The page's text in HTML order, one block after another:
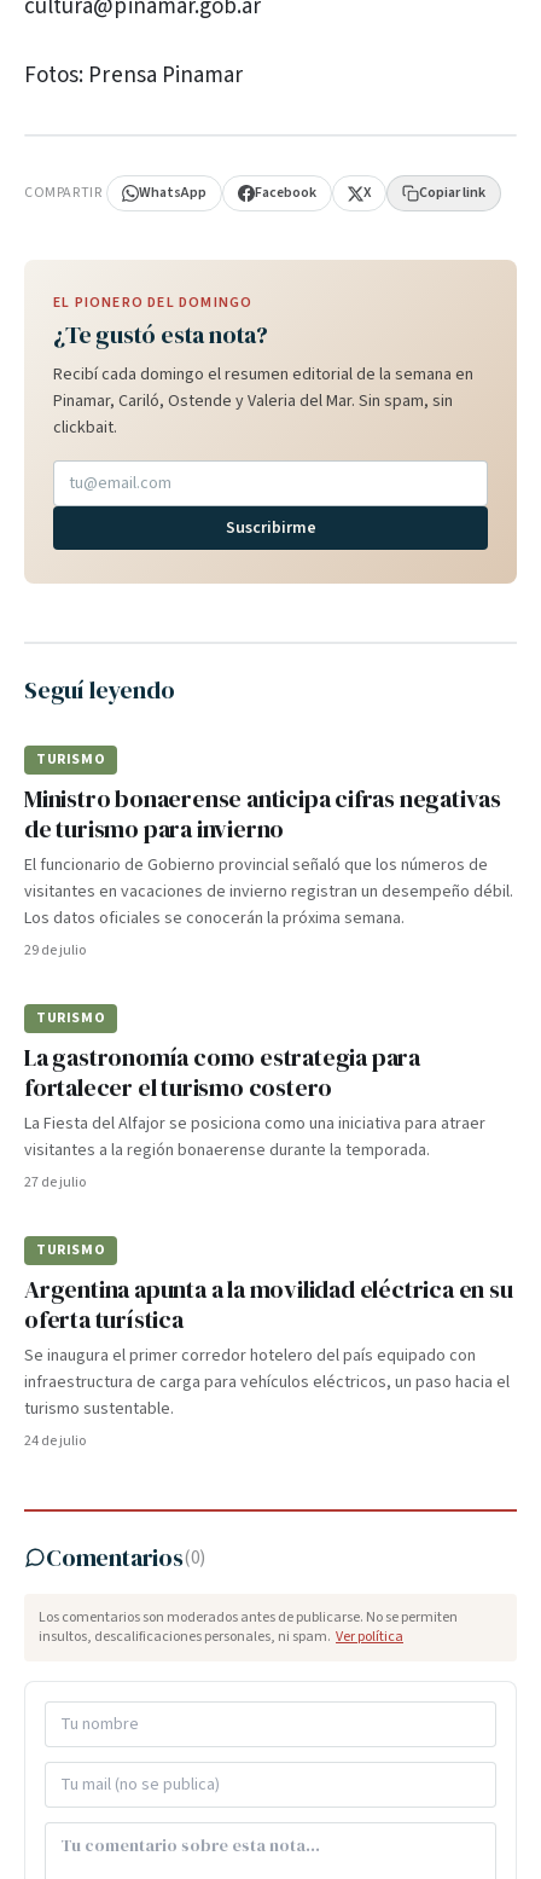
cultura@pinamar.gob.ar
Fotos: Prensa Pinamar
COMPARTIR WhatsApp Facebook X Copiar link
EL PIONERO DEL DOMINGO
¿Te gustó esta nota?
Recibí cada domingo el resumen editorial de la semana en
Pinamar, Cariló, Ostende y Valeria del Mar. Sin spam, sin
clickbait.
Suscribirme
Seguí leyendo
TURISMO
Ministro bonaerense anticipa cifras negativas
de turismo para invierno
El funcionario de Gobierno provincial señaló que los números de
visitantes en vacaciones de invierno registran un desempeño débil.
Los datos oficiales se conocerán la próxima semana.
29 de julio
TURISMO
La gastronomía como estrategia para
fortalecer el turismo costero
La Fiesta del Alfajor se posiciona como una iniciativa para atraer
visitantes a la región bonaerense durante la temporada.
27 de julio
TURISMO
Argentina apunta a la movilidad eléctrica en su
oferta turística
Se inaugura el primer corredor hotelero del país equipado con
infraestructura de carga para vehículos eléctricos, un paso hacia el
turismo sustentable.
24 de julio
Comentarios(0)
Los comentarios son moderados antes de publicarse. No se permiten
insultos, descalificaciones personales, ni spam. Ver política